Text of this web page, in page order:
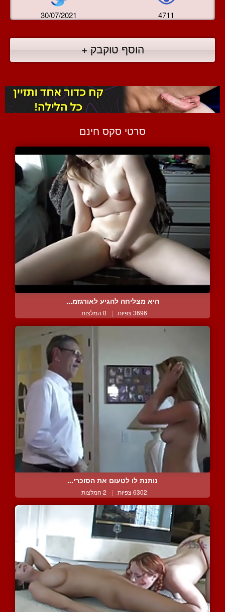
30/07/2021 4711
הוסף טוקבק +
סרטי סקס חינם
היא מצליחה להגיע לאורגזמ...
3696 צפיות | 0 המלצות
נותנת לו לטעום את הסוכרי...
6302 צפיות | 2 המלצות